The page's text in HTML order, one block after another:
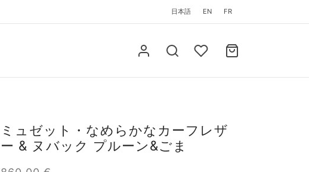
日本語 EN FR
ミュゼット・なめらかなカーフレザ
ー & ヌバック プルーン&ごま